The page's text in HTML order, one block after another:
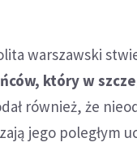
warszawski
który w
również, że
jego poległym